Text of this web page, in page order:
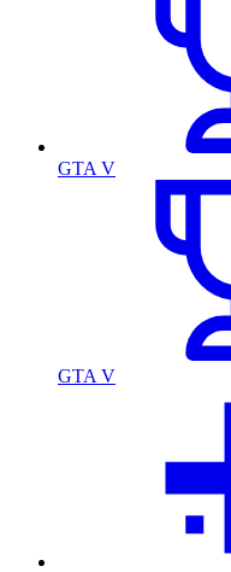
GTA V
GTA V